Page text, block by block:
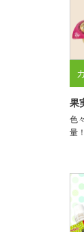
果
色
量！